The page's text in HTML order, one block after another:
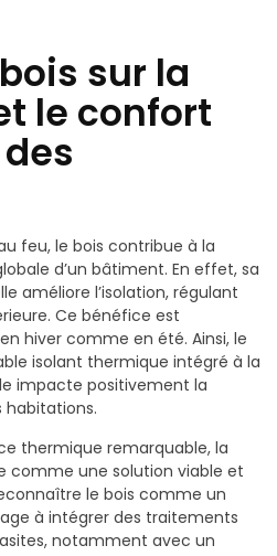
sur la
le confort
feu, le bois contribue à la
d’un bâtiment. En effet, sa
améliore l’isolation, régulant
Ce bénéfice est
hiver comme en été. Ainsi, le
isolant thermique intégré à la
impacte positivement la
habitations.
thermique remarquable, la
comme une solution viable et
le bois comme un
à intégrer des traitements
notamment avec un